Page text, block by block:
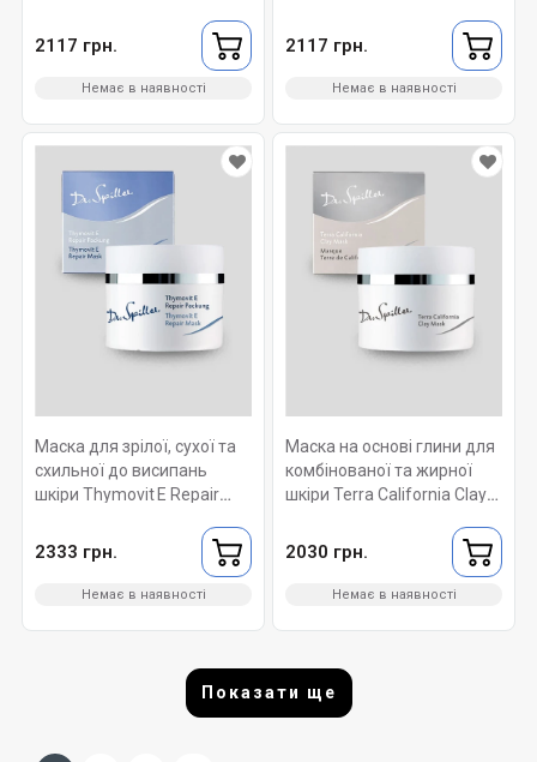
2117 грн.
Немає в наявності
2117 грн.
Немає в наявності
Маска для зрілої, сухої та
схильної до висипань
шкіри Thymovit E Repair
2333 грн.
Немає в наявності
Маска на основі глини для
комбінованої та жирної
шкіри Terra California Clay
2030 грн.
Немає в наявності
Показати ще